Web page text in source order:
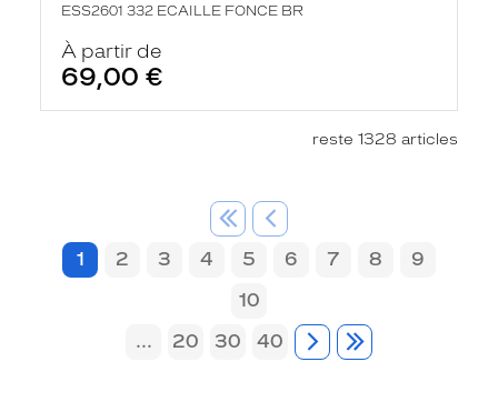
ESS2601 332 ECAILLE FONCE BR
À partir de
69,00 €
reste 1328 articles
1 2 3 4 5 6 7 8
9
10
...
20 30 40